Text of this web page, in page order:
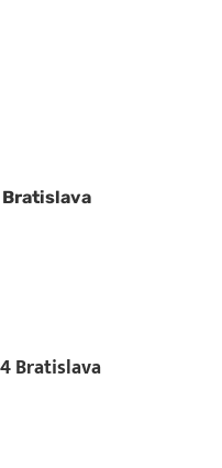
Bratislava
Bratislava